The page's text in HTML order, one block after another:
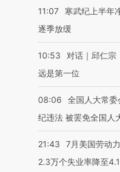
11:07
寒武纪上半年
逐季放缓
10:53
对话｜邱仁宗
远是第一位
08:06
全国人大常
纪违法 被罢免全国人
21:43
7月美国劳动
2.3万个失业率降至